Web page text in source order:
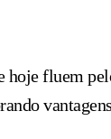
fluem